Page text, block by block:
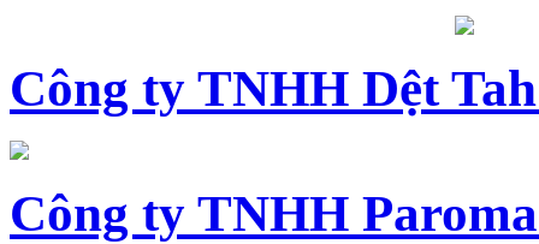
Công ty TNHH Dệt
Công ty TNHH